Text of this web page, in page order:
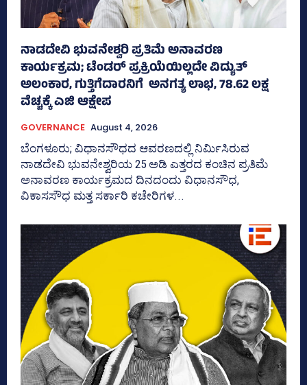
ನಾಡದೇವಿ ಭುವನೇಶ್ವರಿ ಪ್ರತಿಮೆ ಅನಾವರಣ
ಕಾರ್ಯಕ್ರಮ; ಟೆಂಡರ್ ಪ್ರಕ್ರಿಯೆಯಿಲ್ಲದೇ ವಿದ್ಯುತ್‌
ಅಲಂಕಾರ, ಗುತ್ತಿಗೆದಾರನಿಗೆ ಅನಗತ್ಯ ಲಾಭ, 78.62 ಲಕ್ಷ
ವೆಚ್ಚಕ್ಕೆ ಎಜಿ ಆಕ್ಷೇಪ
GOVERNANCE August 4, 2026
ಬೆಂಗಳೂರು; ವಿಧಾನಸೌಧದ ಆವರಣದಲ್ಲಿ ನಿರ್ಮಿಸಿರುವ
ನಾಡದೇವಿ ಭುವನೇಶ್ವರಿಯ 25 ಅಡಿ ಎತ್ತರದ ಕಂಚಿನ ಪ್ರತಿಮೆ
ಅನಾವರಣ ಕಾರ್ಯಕ್ರಮದ ದಿನದಂದು ವಿಧಾನಸೌಧ,
ವಿಕಾಸಸೌಧ ಮತ್ತ ಸರ್ಕಾರಿ ಕಚೇರಿಗಳ...